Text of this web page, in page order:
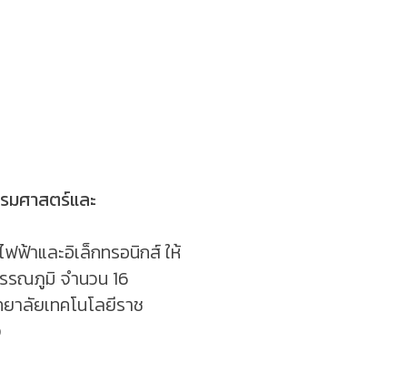
ศาสตร์และ
ฟ้าและอิเล็กทรอนิกส์ ให้
รณภูมิ จำนวน 16
าลัยเทคโนโลยีราช